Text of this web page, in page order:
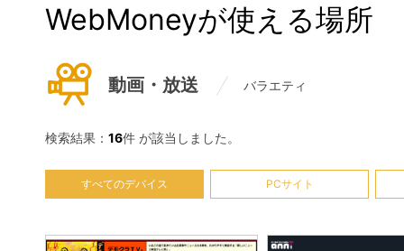
WebMoneyが使える場所
動画・放送 バラエティ
検索結果： 16件 が該当しました。
すべてのデバイス PCサイト